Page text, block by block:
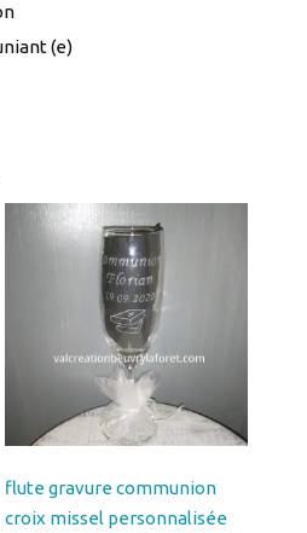
(e)
flute gravure communion
croix missel personnalisée